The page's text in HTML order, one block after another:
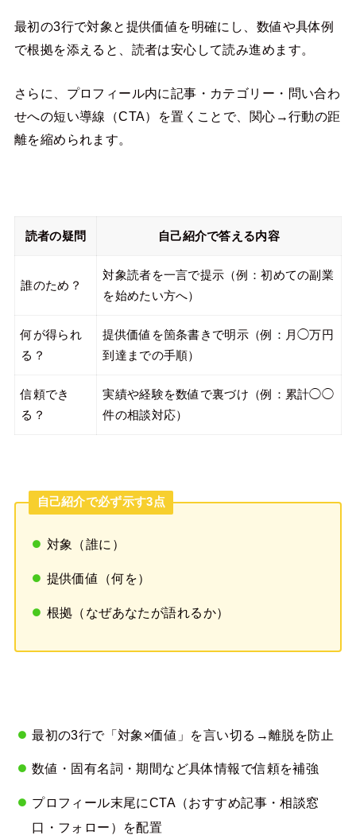
最初の3行で対象と提供価値を明確にし、数値や具体例
で根拠を添えると、読者は安心して読み進めます。
さらに、プロフィール内に記事・カテゴリー・問い合わ
せへの短い導線（CTA）を置くことで、関心→行動の距
離を縮められます。
読者の疑問 自己紹介で答える内容
誰のため？
対象読者を一言で提示（例：初めての副業
を始めたい方へ）
何が得られ
る？
提供価値を箇条書きで明示（例：月◯万円
到達までの手順）
信頼でき
る？
実績や経験を数値で裏づけ（例：累計◯◯
件の相談対応）
自己紹介で必ず示す3点
対象（誰に）
提供価値（何を）
根拠（なぜあなたが語れるか）
最初の3行で「対象×価値」を言い切る→離脱を防止
数値・固有名詞・期間など具体情報で信頼を補強
プロフィール末尾にCTA（おすすめ記事・相談窓
口・フォロー）を配置